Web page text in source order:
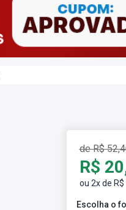
de R$
R$
ou 2x de R$
Escolha o